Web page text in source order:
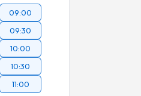
09:00
09:30
10:00
10:30
11:00